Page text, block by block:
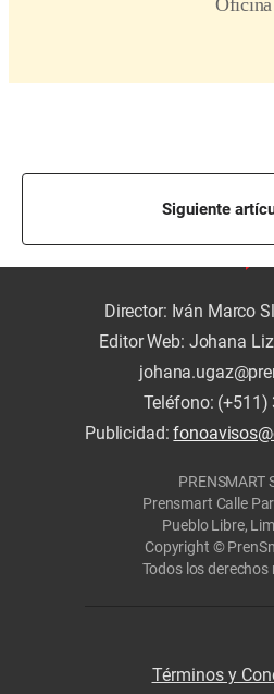
Siguiente
Director: Iván Marco
Editor Web: Johana
Teléfono: (+511)
Publicidad:
PRENSMART
Prensmart Calle
Pueblo Libre,
Copyright ©
Todos los derechos
Términos y